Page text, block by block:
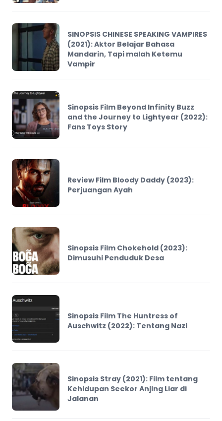
SINOPSIS CHINESE SPEAKING VAMPIRES
(2021): Aktor Belajar Bahasa
Mandarin, Tapi malah Ketemu
Vampir
Sinopsis Film Beyond Infinity Buzz
and the Journey to Lightyear (2022):
Fans Toys Story
Review Film Bloody Daddy (2023):
Perjuangan Ayah
Sinopsis Film Chokehold (2023):
Dimusuhi Penduduk Desa
Sinopsis Film The Huntress of
Auschwitz (2022): Tentang Nazi
Sinopsis Stray (2021): Film tentang
Kehidupan Seekor Anjing Liar di
Jalanan